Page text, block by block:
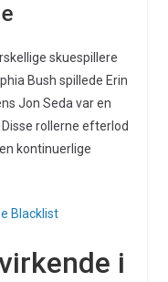
skuespillere
Bush spillede Erin
Jon Seda var en
rollerne efterlod
kontinuerlige
Blacklist
i